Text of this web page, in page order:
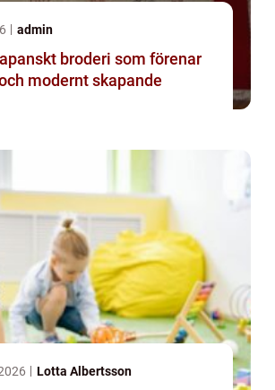
admin
modernt skapande
Lotta Albertsson